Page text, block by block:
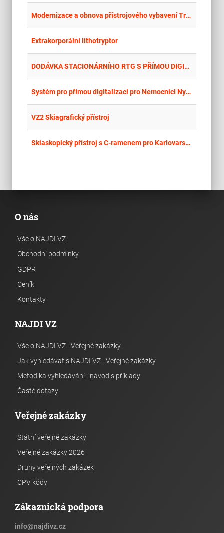
Modernizace a obnova přístrojového vybavení Traumacentra KN Liberec a.s. II
Extrakorporální lithotryptor
DODÁVKA STACIONÁRNÍHO RTG S PŘÍMOU DIGITALIZACÍ
Systém pro přímou digitalizaci pro Nemocnici Nymburk s.r.o.
VZ2 Skiagrafický přístroj
Skiaskopický přístroj s C-ramenem pro Karlovarskou krajskou nemocnici a.s.
O nás
Vše o NAJDI VZ
Obchodní podmínky
GDPR
Ceník
Kontakty
NAJDI VZ
Vše o NAJDI VZ - Veřejné zakázky
Jak vyhledávat s NAJDI VZ - Veřejné zakázky
Metodika vyhledávání - návod s příklady
Časté dotazy
Veřejné zakázky
Státní veřejné zakázky
Veřejné zakázky 2026
Druhy veřejných zakázek
CPV kódy
Zákaznická podpora
info@najdivz.cz